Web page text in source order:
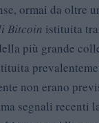
ormai da oltre
Bitcoin istituita
più grande
non erano
segnali recenti